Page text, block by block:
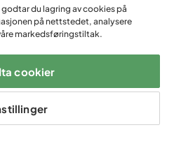
jeg at jeg vil ha Trademax’
behandler mine
meg markedsføringsmateriale
Integritetspolicy
opprette en konto for Mine
du lagring av cookies på
på nettstedet, analysere
markedsføringstiltak.
cookier